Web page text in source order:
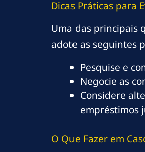
Dicas Práticas para
Uma das principais
adote as seguintes
Pesquise e
Negocie as
Considere
empréstimos
O Que Fazer em